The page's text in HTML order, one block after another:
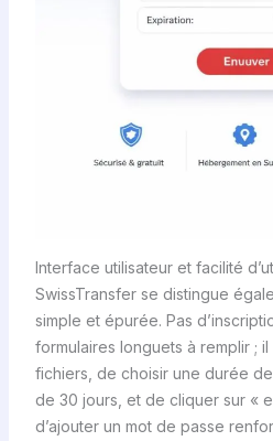
Interface utilisateur et facilité
SwissTransfer se distingue
simple et épurée. Pas
formulaires longuets à remplir ;
fichiers, de choisir une durée
de 30 jours, et de cliquer sur «
d’ajouter un mot de passe